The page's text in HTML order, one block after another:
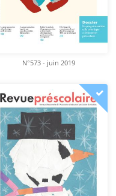
N°573 - juin 2019